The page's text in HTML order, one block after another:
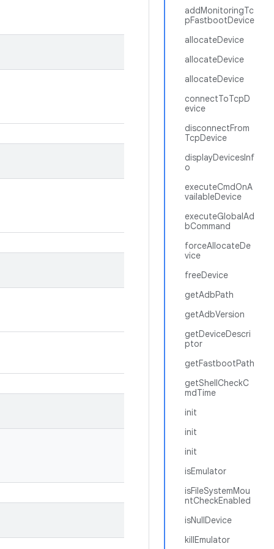
addMonitoringTc
pFastbootDevice
allocateDevice
allocateDevice
allocateDevice
connectToTcpD
evice
disconnectFrom
TcpDevice
displayDevicesInf
o
executeCmdOnA
vailableDevice
executeGlobalAd
bCommand
forceAllocateDe
vice
freeDevice
getAdbPath
getAdbVersion
getDeviceDescri
ptor
getFastbootPath
getShellCheckC
mdTime
init
init
init
isEmulator
isFileSystemMou
ntCheckEnabled
isNullDevice
killEmulator